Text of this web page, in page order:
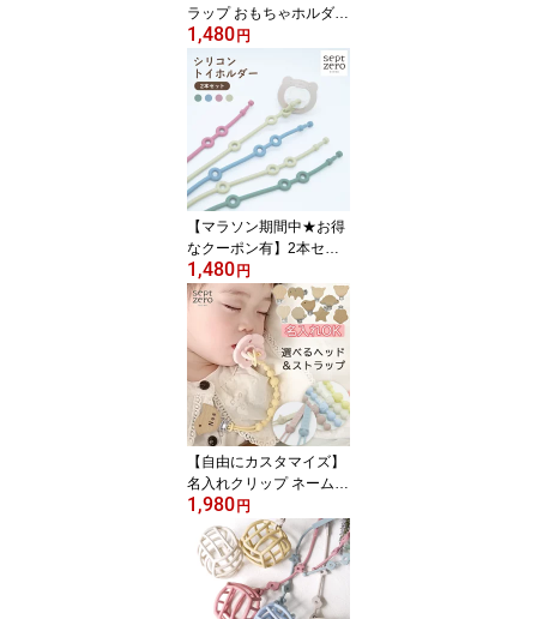
ラップ おもちゃホルダー
赤ちゃん おしゃぶりホル
ダー トイストラップ お
もちゃストラップ おしゃ
れ ベビー マグストラッ
プ ベビーカーストラップ
シリコン ベビーストラッ
プ 海 貝 シェル プレゼン
ト ベビーカー
1,480円
【マラソン期間中★お得
なクーポン有】2本セッ
ト シリコンストラップ
おもちゃホルダー ベビー
カー 赤ちゃん おしゃぶ
りホルダー トイストラッ
プ おもちゃストラップ
おしゃれ ベビー マグス
トラップ ベビーカースト
ラップ シリコン ベビー
ストラップ シンプル プ
レゼント
1,480円
【自由にカスタマイズ】
名入れクリップ ネーム入
れ 出産祝い ネーム 名入
れ刻印 ベビー 赤ちゃん
ベビーギフト お名前トイ
ホルダー おしゃぶりホル
ダー 歯固めホルダー ス
トラップ おしゃぶり シ
1,980円